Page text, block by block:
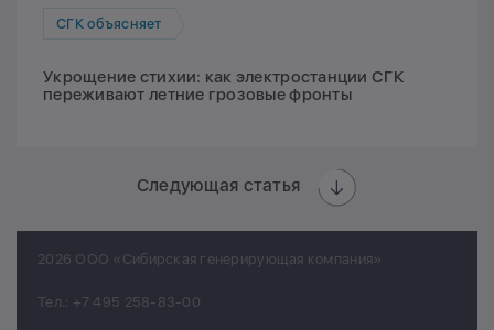
СГК объясняет
Укрощение стихии: как электростанции СГК
переживают летние грозовые фронты
Следующая статья
2026 ООО «Сибирская генерирующая компания»
Тел.: +7 495 258-83-00